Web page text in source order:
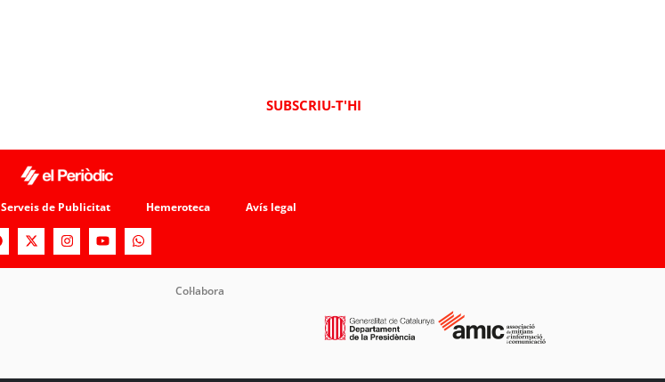
SUBSCRIU-T'HI
Serveis de Publicitat Hemeroteca Avís legal
Col·labora